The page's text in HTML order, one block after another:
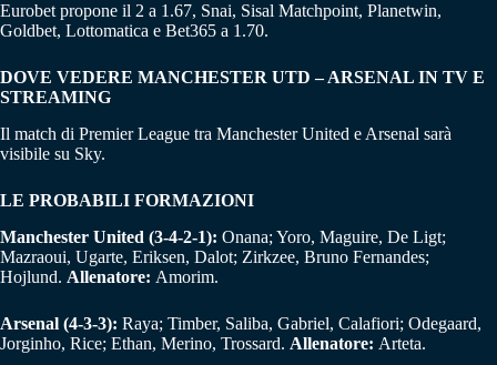
Eurobet propone il 2 a 1.67, Snai, Sisal Matchpoint, Planetwin,
Goldbet, Lottomatica e Bet365 a 1.70.
DOVE VEDERE MANCHESTER UTD – ARSENAL IN TV E
STREAMING
Il match di Premier League tra Manchester United e Arsenal sarà
visibile su Sky.
LE PROBABILI FORMAZIONI
Manchester United (3-4-2-1): Onana; Yoro, Maguire, De Ligt;
Mazraoui, Ugarte, Eriksen, Dalot; Zirkzee, Bruno Fernandes;
Hojlund. Allenatore: Amorim.
Arsenal (4-3-3): Raya; Timber, Saliba, Gabriel, Calafiori; Odegaard,
Jorginho, Rice; Ethan, Merino, Trossard. Allenatore: Arteta.